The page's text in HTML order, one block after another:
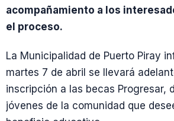
acompañamiento a los
el proceso.
La Municipalidad de Puerto Piray
martes 7 de abril se llevará
inscripción a las becas Progresar,
jóvenes de la comunidad que